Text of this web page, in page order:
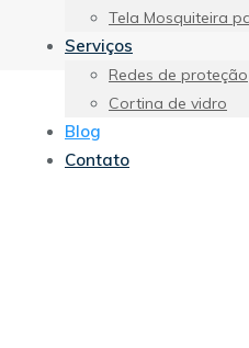
Tela Mosquiteira
Serviços
Redes de proteção
Cortina de vidro
Blog
Contato